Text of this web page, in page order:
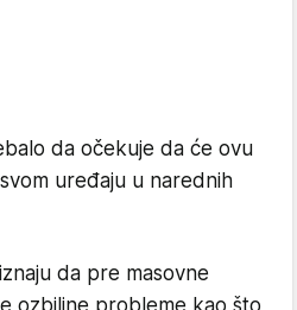
da očekuje da će ovu
uređaju u narednih
da pre masovne
ozbiljne probleme kao što